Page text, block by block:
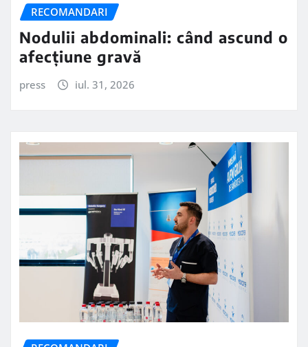
RECOMANDARI
Nodulii abdominali: când ascund o
afecțiune gravă
press iul. 31, 2026